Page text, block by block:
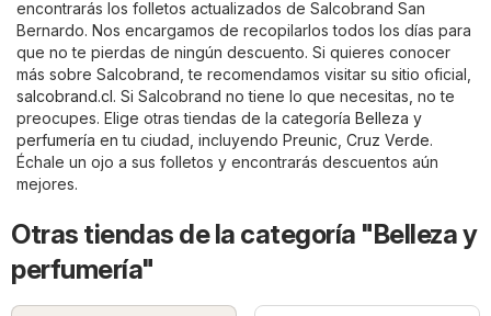
encontrarás los folletos actualizados de Salcobrand San
Bernardo. Nos encargamos de recopilarlos todos los días para
que no te pierdas de ningún descuento. Si quieres conocer
más sobre Salcobrand, te recomendamos visitar su sitio oficial,
salcobrand.cl. Si Salcobrand no tiene lo que necesitas, no te
preocupes. Elige otras tiendas de la categoría Belleza y
perfumería en tu ciudad, incluyendo Preunic Cruz Verde.
Échale un ojo a sus folletos y encontrarás descuentos aún
mejores.
Otras tiendas de la categoría "Belleza y
perfumería"